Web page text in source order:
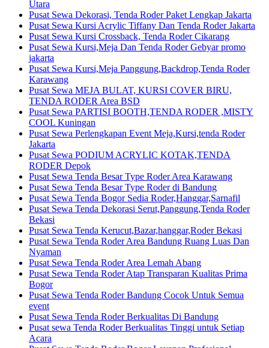
Utara
Pusat Sewa Dekorasi, Tenda Roder Paket Lengkap Jakarta
Pusat Sewa Kursi Acrylic Tiffany Dan Tenda Roder Jakarta
Pusat Sewa Kursi Crossback, Tenda Roder Cikarang
Pusat Sewa Kursi,Meja Dan Tenda Roder Gebyar promo
jakarta
Pusat Sewa Kursi,Meja Panggung,Backdrop,Tenda Roder
Karawang
Pusat Sewa MEJA BULAT, KURSI COVER BIRU,
TENDA RODER Area BSD
Pusat Sewa PARTISI BOOTH,TENDA RODER ,MISTY
COOL Kuningan
Pusat Sewa Perlengkapan Event Meja,Kursi,tenda Roder
Jakarta
Pusat Sewa PODIUM ACRYLIC KOTAK,TENDA
RODER Depok
Pusat Sewa Tenda Besar Type Roder Area Karawang
Pusat Sewa Tenda Besar Type Roder di Bandung
Pusat Sewa Tenda Bogor Sedia Roder,Hanggar,Sarnafil
Pusat Sewa Tenda Dekorasi Serut,Panggung,Tenda Roder
Bekasi
Pusat Sewa Tenda Kerucut,Bazar,hanggar,Roder Bekasi
Pusat Sewa Tenda Roder Area Bandung Ruang Luas Dan
Nyaman
Pusat Sewa Tenda Roder Area Lemah Abang
Pusat Sewa Tenda Roder Atap Transparan Kualitas Prima
Bogor
Pusat Sewa Tenda Roder Bandung Cocok Untuk Semua
event
Pusat Sewa Tenda Roder Berkualitas Di Bandung
Pusat sewa Tenda Roder Berkualitas Tinggi untuk Setiap
Acara